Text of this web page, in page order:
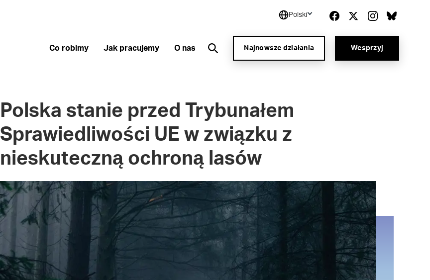
Polski
Co robimy Jak pracujemy O nas Najnowsze działania Wesprzyj
Polska stanie przed Trybunałem
Sprawiedliwości UE w związku z
nieskuteczną ochroną lasów